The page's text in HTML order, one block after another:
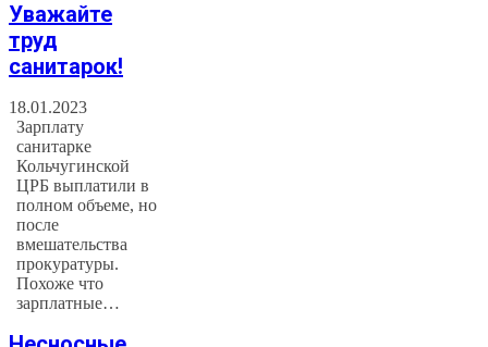
Уважайте
труд
санитарок!
18.01.2023
Зарплату
санитарке
Кольчугинской
ЦРБ выплатили в
полном объеме, но
после
вмешательства
прокуратуры.
Похоже что
зарплатные…